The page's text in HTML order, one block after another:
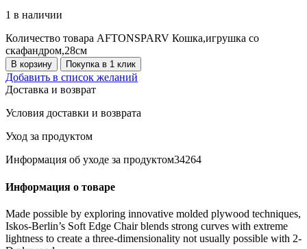
1 в наличии
Количество товара AFTONSPARV Кошка,игрушка со
скафандром,28см
В корзину Покупка в 1 клик
Добавить в список желаний
Доставка и возврат
Условия доставки и возврата
Уход за продуктом
Информация об уходе за продуктом34264
Информация о товаре
Made possible by exploring innovative molded plywood techniques,
Iskos-Berlin’s Soft Edge Chair blends strong curves with extreme
lightness to create a three-dimensionality not usually possible with 2-